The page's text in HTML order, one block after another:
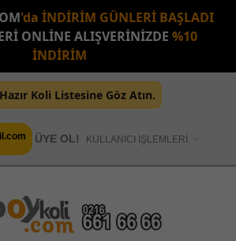
'da İNDİRİM GÜNLERİ BAŞLADI
ONLİNE ALIŞVERİNİZDE %10
İNDİRİM
Koli Listesine Göz Atın.
KULLANICI İŞLEMLERİ
ÜYE OL!